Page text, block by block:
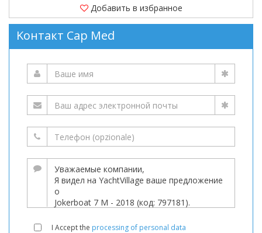
Добавить в избранное
Kонтакт Cap Med
I Accept the processing of personal data